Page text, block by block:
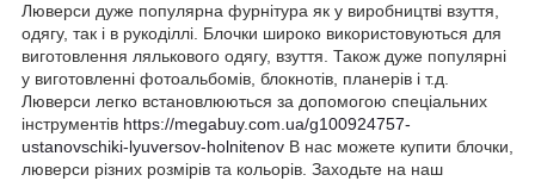
Люверси дуже популярна фурнітура як у виробництві взуття,
одягу, так і в рукоділлі. Блочки широко використовуються для
виготовлення лялькового одягу, взуття. Також дуже популярні
у виготовленні фотоальбомів, блокнотів, планерів і т.д.
Люверси легко встановлюються за допомогою спеціальних
інструментів https://megabuy.com.ua/g100924757-
ustanovschiki-lyuversov-holnitenov В нас можете купити блочки,
люверси різних розмірів та кольорів. Заходьте на наш